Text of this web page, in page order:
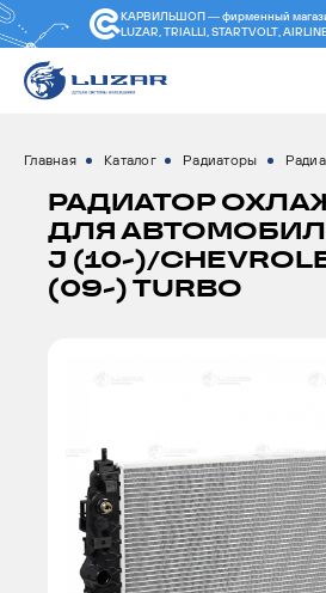
КАРВИЛЬШОП — фирменный
LUZAR, TRIALLI, STARTVOLT,
Главная Каталог Радиаторы
РАДИАТОР
ДЛЯ
J (10-)/
(09-) TURBO